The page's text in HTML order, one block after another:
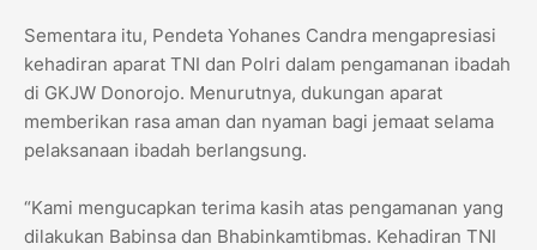
Sementara itu, Pendeta Yohanes Candra mengapresiasi
kehadiran aparat TNI dan Polri dalam pengamanan ibadah
di GKJW Donorojo. Menurutnya, dukungan aparat
memberikan rasa aman dan nyaman bagi jemaat selama
pelaksanaan ibadah berlangsung.
“Kami mengucapkan terima kasih atas pengamanan yang
dilakukan Babinsa dan Bhabinkamtibmas. Kehadiran TNI